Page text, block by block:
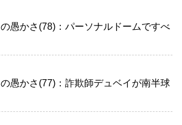
愚かさ(78)：パーソナルドームですべ
愚かさ(77)：詐欺師デュベイが南半球